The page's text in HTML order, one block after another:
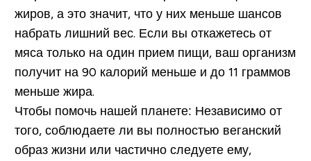
жиров, а это значит, что у них меньше шансов
набрать лишний вес. Если вы откажетесь от
мяса только на один прием пищи, ваш организм
получит на 90 калорий меньше и до 11 граммов
меньше жира.
Чтобы помочь нашей планете: Независимо от
того, соблюдаете ли вы полностью веганский
образ жизни или частично следуете ему,